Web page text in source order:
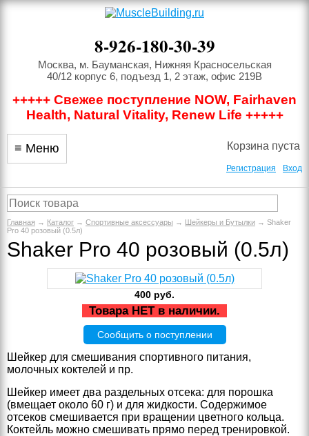
8-926-180-30-39
Москва, м. Бауманская, Нижняя Красносельская
40/12 корпус 6, подъезд 1, 2 этаж, офис 219В
+++++ Свежее поступление NOW, Fairhaven
Health, Natural Vitality, Renew Life +++++
≡ Меню Корзина пуста
Регистрация Вход
Главная → Каталог → Спортивные аксессуары → Шейкеры и Бутылки → Shaker
Pro 40 розовый (0.5л)
Shaker Pro 40 розовый (0.5л)
400 руб.
Товара НЕТ в наличии.
Сообщить о поступлении
Шейкер для смешивания спортивного питания,
молочных коктелей и пр.
Шейкер имеет два раздельных отсека: для порошка
(вмещает около 60 г) и для жидкости. Содержимое
отсеков смешивается при вращении цветного кольца.
Коктейль можно смешивать прямо перед тренировкой.